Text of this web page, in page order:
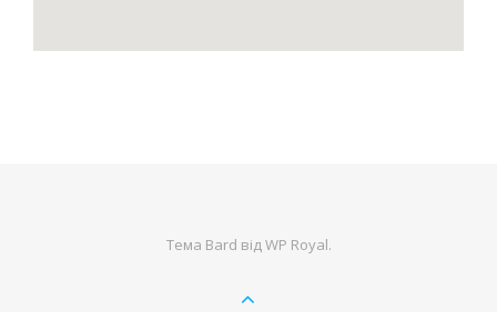
Тема Bard відWP Royal.